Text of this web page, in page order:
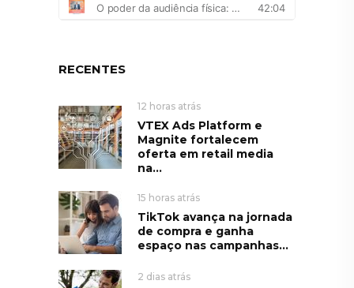
RECENTES
12 horas atrás
VTEX Ads Platform e
Magnite fortalecem
oferta em retail media
na...
15 horas atrás
TikTok avança na jornada
de compra e ganha
espaço nas campanhas...
2 dias atrás